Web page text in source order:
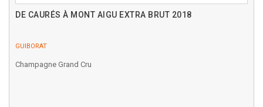
DE CAURÉS À MONT AIGU EXTRA BRUT 2018
GUIBORAT
Champagne Grand Cru